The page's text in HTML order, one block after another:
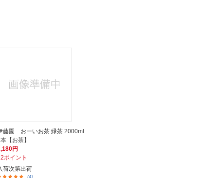
藤園 おーいお茶 緑茶 2000ml
【お茶】
円
ポイント
荷次第出荷
(4)